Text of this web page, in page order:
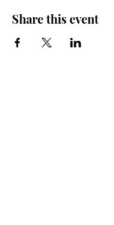
Share this event